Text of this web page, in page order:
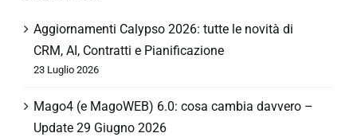
Aggiornamenti Calypso 2026: tutte le novità di
CRM, AI, Contratti e Pianificazione
23 Luglio 2026
Mago4 (e MagoWEB) 6.0: cosa cambia davvero –
Update 29 Giugno 2026